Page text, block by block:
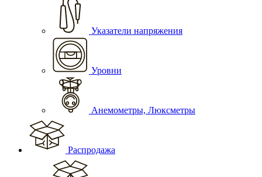
Указатели напряжения
Уровни
Анемометры, Люксметры
Распродажа